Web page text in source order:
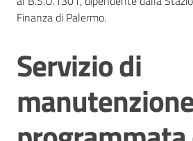
Contatti
Finanza di Palermo.
Salta al contenuto
Servizio di